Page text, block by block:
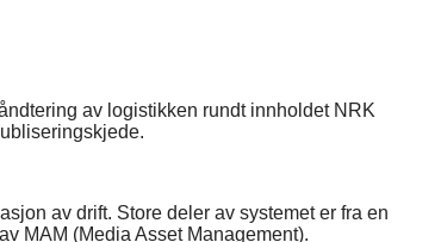
av logistikken rundt innholdet NRK
av drift. Store deler av systemet er fra en
MAM (Media Asset Management).